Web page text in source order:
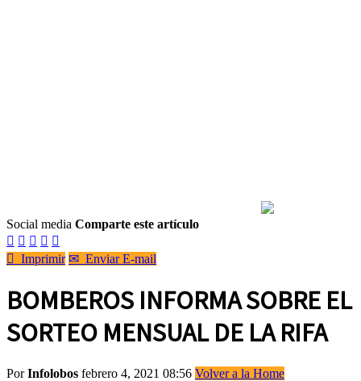
Social media Comparte este artículo
    
 Imprimir ✉ Enviar E-mail
BOMBEROS INFORMA SOBRE EL
SORTEO MENSUAL DE LA RIFA
PorInfolobos febrero 4, 2021 08:56 Volver a la Home